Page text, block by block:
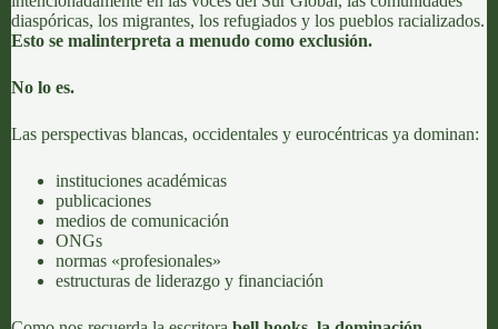
diaspóricas, los migrantes, los refugiados y los pueblos racializados.
Esto se malinterpreta a menudo como exclusión.
No lo es.
Las perspectivas blancas, occidentales y eurocéntricas ya dominan:
instituciones académicas
publicaciones
medios de comunicación
ONGs
normas «profesionales»
estructuras de liderazgo y financiación